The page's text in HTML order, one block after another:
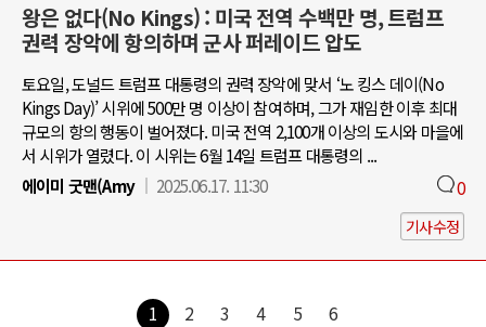
왕은 없다(No Kings) : 미국 전역 수백만 명, 트럼프
권력 장악에 항의하며 군사 퍼레이드 압도
토요일, 도널드 트럼프 대통령의 권력 장악에 맞서 ‘노 킹스 데이(No
Kings Day)’ 시위에 500만 명 이상이 참여하며, 그가 재임한 이후 최대
규모의 항의 행동이 벌어졌다. 미국 전역 2,100개 이상의 도시와 마을에
서 시위가 열렸다. 이 시위는 6월 14일 트럼프 대통령의 ...
에이미 굿맨(Amy
2025.06.17. 11:30 0
기사수정
1 2 3 4 5 6